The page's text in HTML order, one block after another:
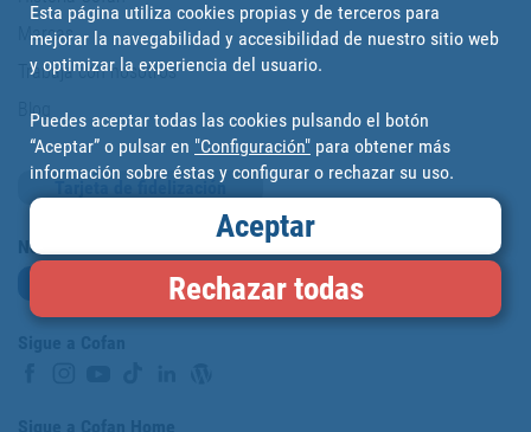
Marcas
Trabaja con nosotros
Blog
Tarjeta de fidelización
Newsletter
Esta página utiliza cookies propias y de terceros para
mejorar la navegabilidad y accesibilidad de nuestro sitio web
y optimizar la experiencia del usuario.
Puedes aceptar todas las cookies pulsando el botón
“Aceptar” o pulsar en "Configuración" para obtener más
información sobre éstas y configurar o rechazar su uso.
Aceptar
Rechazar todas